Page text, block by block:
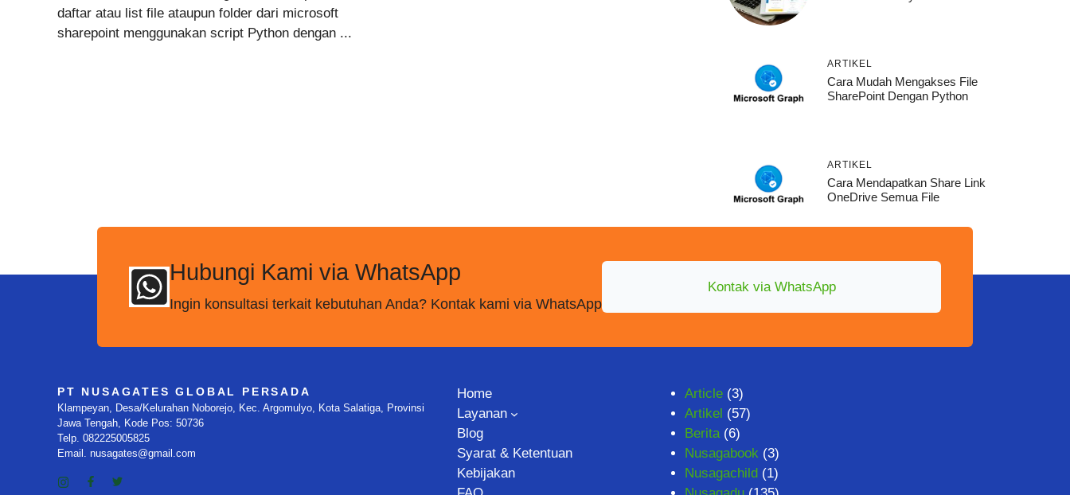
daftar atau list file ataupun folder dari microsoft
sharepoint menggunakan script Python dengan ...
ARTIKEL
Cara Mudah Mengakses File
SharePoint Dengan Python
ARTIKEL
Cara Mendapatkan Share Link
OneDrive Semua File
Hubungi Kami via WhatsApp
Ingin konsultasi terkait kebutuhan Anda? Kontak kami via WhatsApp
Kontak via WhatsApp
PT NUSAGATES GLOBAL PERSADA
Klampeyan, Desa/Kelurahan Noborejo, Kec. Argomulyo, Kota Salatiga, Provinsi
Jawa Tengah, Kode Pos: 50736
Telp. 082225005825
Email. nusagates@gmail.com
Home
Layanan
Blog
Syarat & Ketentuan
Kebijakan
Article (3)
Artikel (57)
Berita(6)
Nusagabook (3)
Nusagachild (1)